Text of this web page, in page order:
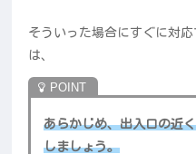
そういった場合にすぐに対
は、
あらかじめ、出入口の近
しましょう。